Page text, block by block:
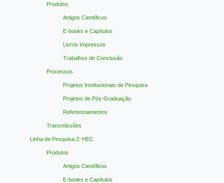
Produtos
Artigos Científicos
E-books e Capítulos
Livros Impressos
Trabalhos de Conclusão
Processos
Projetos Institucionais de Pesquisa
Projetos de Pós-Graduação
Referenciamentos
Transmissões
Linha de Pesquisa 2: HEC
Produtos
Artigos Científicos
E-books e Capítulos